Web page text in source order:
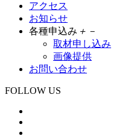
アクセス
お知らせ
各種申込み ＋ －
取材申し込み
画像提供
お問い合わせ
FOLLOW US